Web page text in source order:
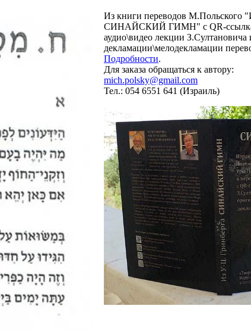
Из книги переводов М.Польского
СИНАЙСКИЙ ГИМН" с QR-
аудио\видео лекции З.Султановича
декламации\мелодекламации
Подробности.
Для заказа обращаться к автору:
mich.polsky@gmail.com
Тел.: 054 6551 641 (Израиль)